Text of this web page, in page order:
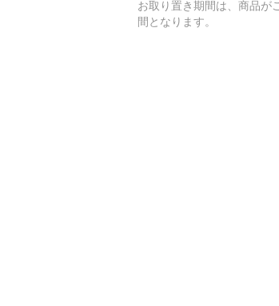
お取り置き期間は、商品が
間となります。